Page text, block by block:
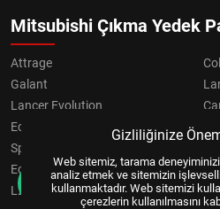
Mitsubishi Çıkma Yedek
Attrage
Galant
Lancer Evolution
Eclipse
Space Star
Eclipse Cross
L200
Gizliliğinize
Web sitemiz, tarama
analiz etmek ve sitemizin
kullanmaktadır. Web sitemizi
çerezlerin kullanılmasını